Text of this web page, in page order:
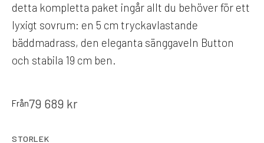
detta kompletta paket ingår allt du behöver för ett
lyxigt sovrum: en 5 cm tryckavlastande
bäddmadrass, den eleganta sänggaveln Button
och stabila 19 cm ben.
Från79 689 kr
STORLEK